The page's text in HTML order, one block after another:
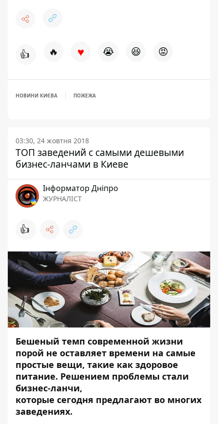
👍 🔥 ♥ 😭 😆 😡
НОВИНИ КИЄВА ПОЖЕЖА
03:30, 24 жовтня 2018
ТОП заведений с самыми дешевыми
бизнес-ланчами в Киеве
Інформатор Дніпро
ЖУРНАЛІСТ
👍
Бешеный темп современной жизни
порой не оставляет времени на самые
простые вещи, такие как здоровое
питание. Решением проблемы стали
бизнес-ланчи,
которые сегодня предлагают во многих
заведениях.